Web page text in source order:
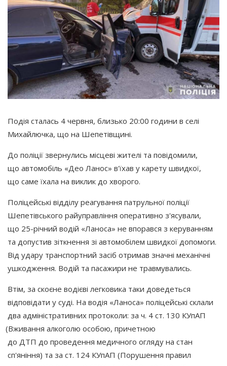
Подія сталась 4 червня, близько 20:00 години в селі
Михайлючка, що на Шепетівщині.
До поліції звернулись місцеві жителі та повідомили,
що автомобіль «Део Ланос» в'їхав у карету швидкої,
що саме їхала на виклик до хворого.
Поліцейські відділу реагування патрульної поліції
Шепетівського райуправління оперативно з'ясували,
що 25-річний водій «Ланоса» не впорався з керуванням
та допустив зіткнення зі автомобілем швидкої допомоги.
Від удару транспортний засіб отримав значні механічні
ушкодження. Водій та пасажири не травмувались.
Втім, за скоєне водієві легковика таки доведеться
відповідати у суді. На водія «Ланоса» поліцейські склали
два адміністративних протоколи: за ч. 4 ст. 130 КУпАП
(Вживання алкоголю особою, причетною
до ДТП до проведення медичного огляду на стан
сп'яніння) та за ст. 124 КУпАП (Порушення правил